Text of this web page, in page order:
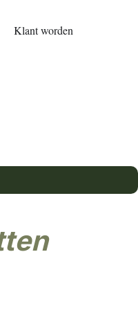
Klant worden